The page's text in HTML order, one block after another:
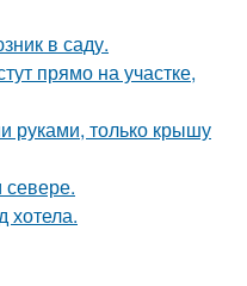
в саду.
прямо на участке,
руками, только крышу
севере.
хотела.